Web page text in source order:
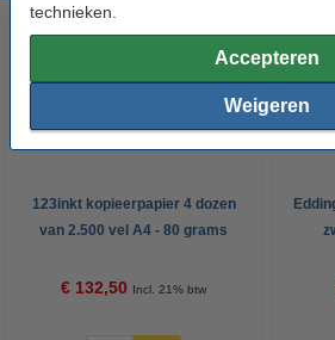
technieken.
Accepteren
Weigeren
123inkt kopieerpapier 4 dozen
van 2.500 vel A4 - 80 grams
€ 132,50 Incl. 21% btw